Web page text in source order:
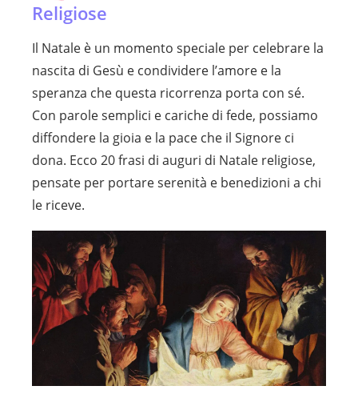
Religiose
Il Natale è un momento speciale per celebrare la
nascita di Gesù e condividere l’amore e la
speranza che questa ricorrenza porta con sé.
Con parole semplici e cariche di fede, possiamo
diffondere la gioia e la pace che il Signore ci
dona. Ecco 20 frasi di auguri di Natale religiose,
pensate per portare serenità e benedizioni a chi
le riceve.